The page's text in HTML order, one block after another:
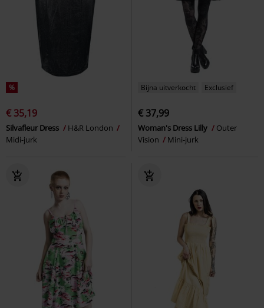
%
€ 35,19
Silvafleur Dress
H&R London
Midi-jurk
Bijna uitverkocht Exclusief
€ 37,99
Woman's Dress Lilly
Outer
Vision
Mini-jurk